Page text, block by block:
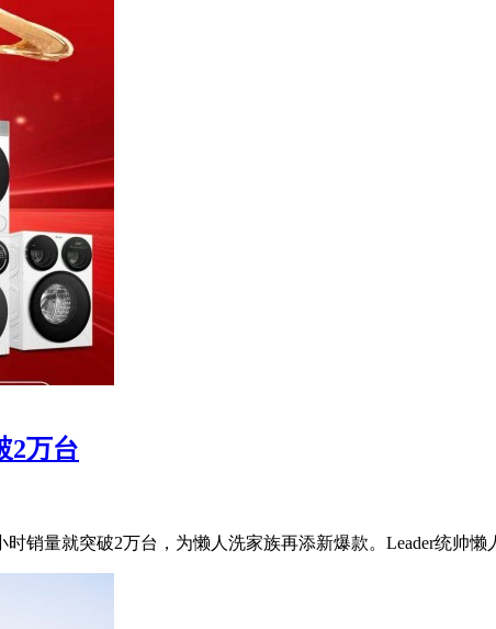
2万台
销量就突破2万台，为懒人洗家族再添新爆款。Leader统帅懒